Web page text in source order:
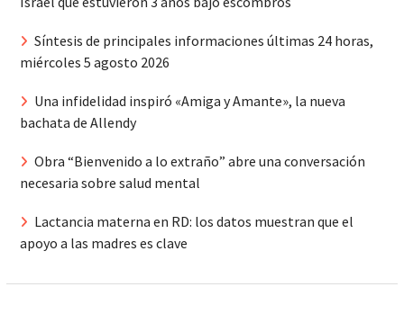
Síntesis de principales informaciones últimas 24 horas,
miércoles 5 agosto 2026
Una infidelidad inspiró «Amiga y Amante», la nueva
bachata de Allendy
Obra “Bienvenido a lo extraño” abre una conversación
necesaria sobre salud mental
Lactancia materna en RD: los datos muestran que el
apoyo a las madres es clave